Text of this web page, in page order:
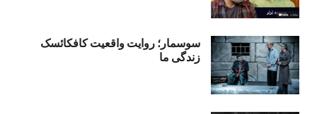
سوسمار؛ روایت واقعیت کافکائسک
زندگی ما